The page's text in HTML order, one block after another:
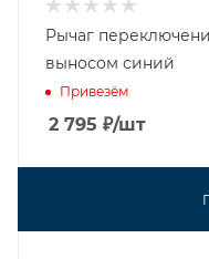
Рычаг
выносом синий
Привезём
2 795 ₽/шт